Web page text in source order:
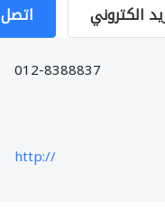
الكتروني
012-8388837
http://